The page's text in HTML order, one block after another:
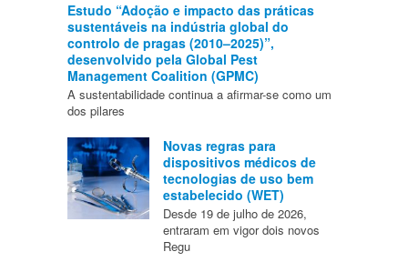
Estudo “Adoção e impacto das práticas
sustentáveis na indústria global do
controlo de pragas (2010–2025)”,
desenvolvido pela Global Pest
Management Coalition (GPMC)
A sustentabilidade continua a afirmar-se como um
dos pilares
Novas regras para
dispositivos médicos de
tecnologias de uso bem
estabelecido (WET)
Desde 19 de julho de 2026,
entraram em vigor dois novos
Regu